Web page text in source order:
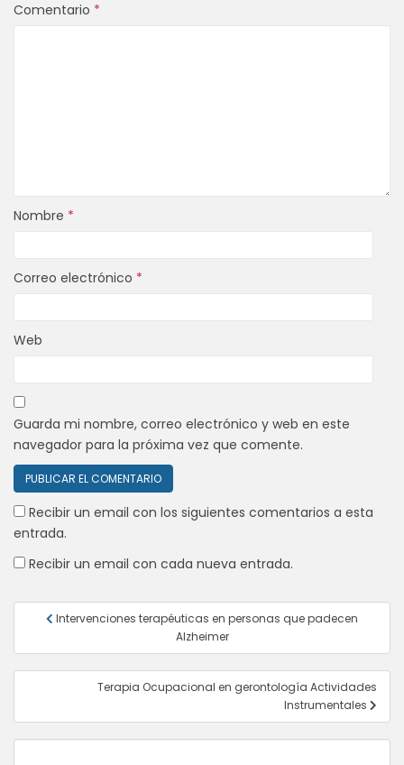
Comentario *
Nombre *
Correo electrónico *
Web
Guarda mi nombre, correo electrónico y web en este
navegador para la próxima vez que comente.
Recibir un email con los siguientes comentarios a esta
entrada.
Recibir un email con cada nueva entrada.
Navegación
entradas
Intervenciones terapéuticas en personas que padecen
Alzheimer
Terapia Ocupacional en gerontología Actividades
Instrumentales